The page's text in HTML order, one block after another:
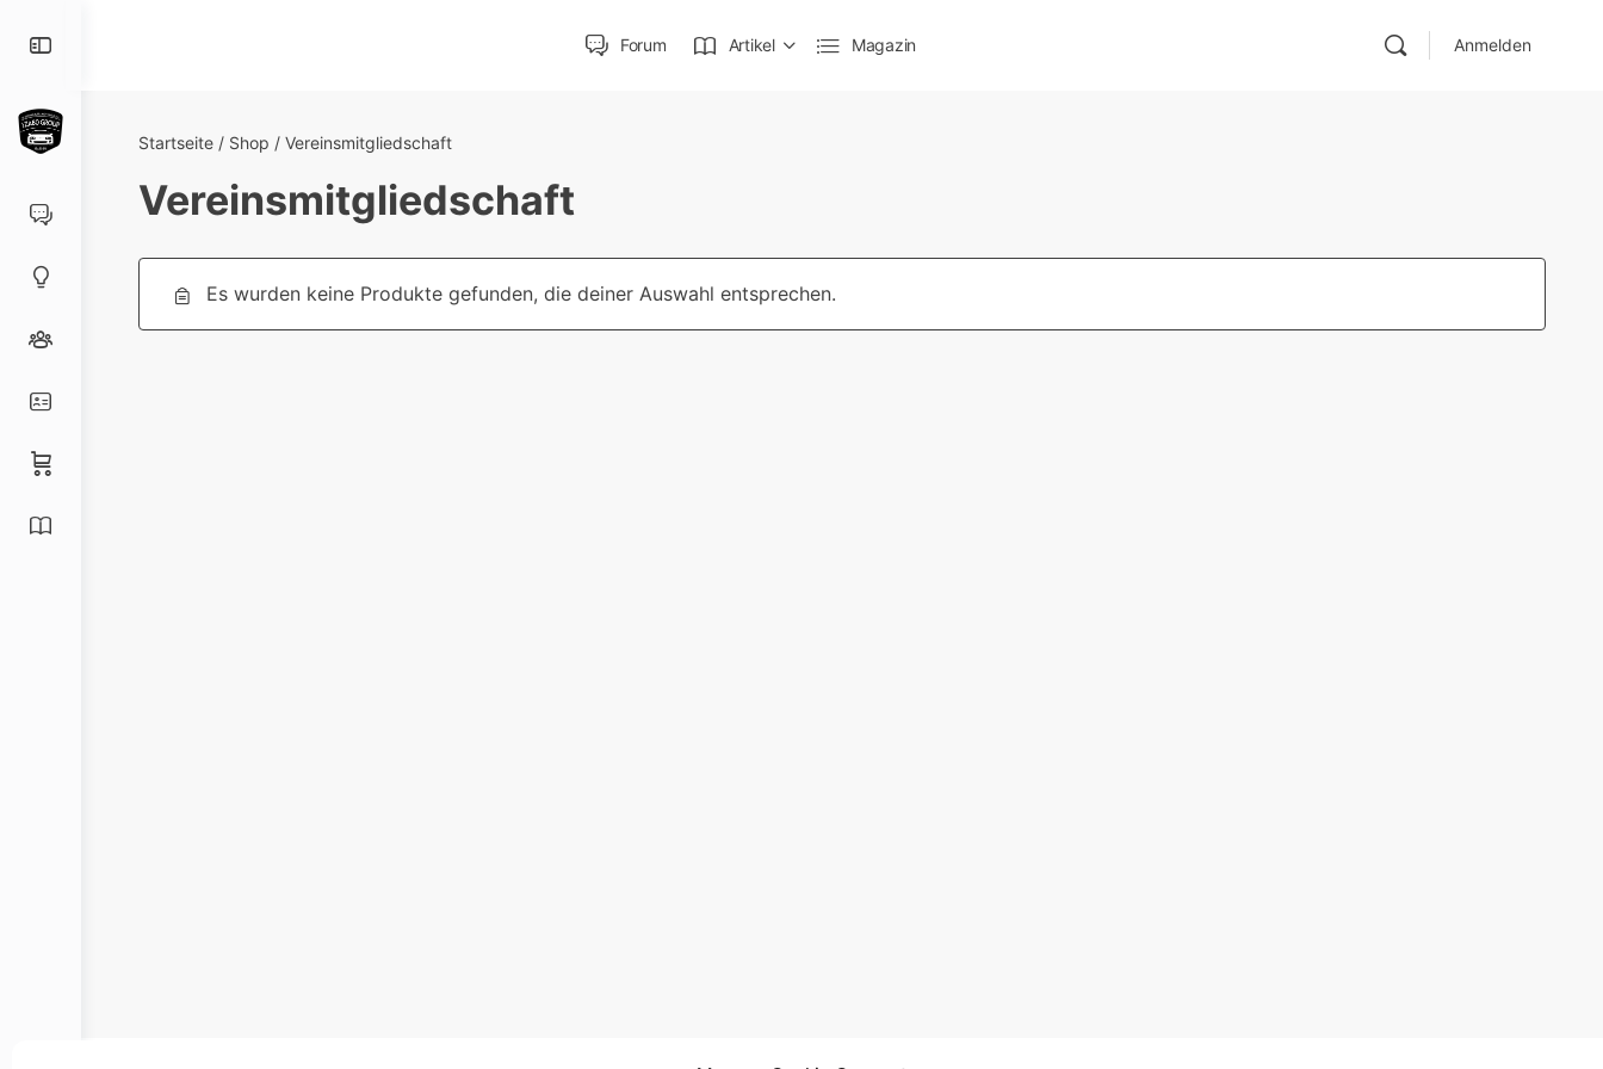
Panel
Forum Artikel Magazin Anmelden
Startseite / Shop / Vereinsmitgliedschaft
Vereinsmitgliedschaft
Es wurden keine Produkte gefunden, die deiner Auswahl entsprechen.